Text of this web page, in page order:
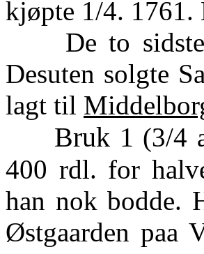
kjøpte 1/4. 1761.
De to sidste
Desuten solgte
lagt til
Bruk 1 (3/4
400 rdl. for
han nok bodde.
Østgaarden paa